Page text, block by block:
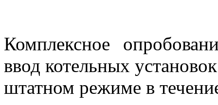
Комплексное
ввод котельных
штатном режиме в